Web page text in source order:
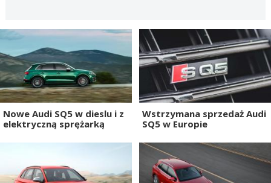
Nowe Audi SQ5 w dieslu i z
elektryczną sprężarką
Wstrzymana sprzedaż Audi
SQ5 w Europie